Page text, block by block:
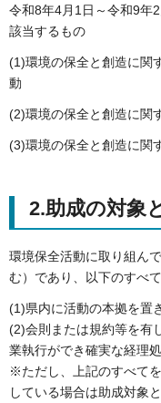
令和8年4月1日～令和9年
該当するもの
(1)環境の保全と創造に関
動
(2)環境の保全と創造に関
(3)環境の保全と創造に関
2.助成の対象
環境保全活動に取り組ん
む）であり、以下のすべ
(1)県内に活動の本拠を置
(2)会則または規約等を有
業執行ができ確実な経理
※ただし、上記のすべて
している場合は助成対象